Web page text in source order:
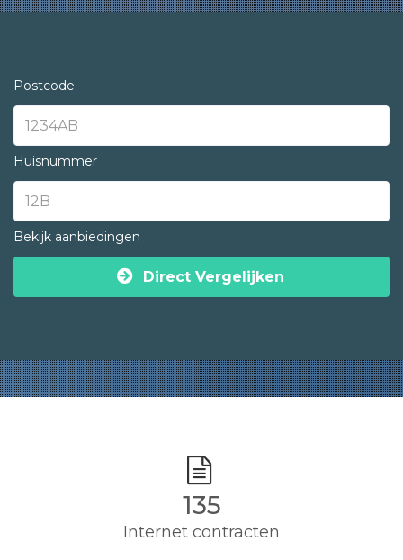
Postcode
Huisnummer
Bekijk aanbiedingen
Direct Vergelijken
135
Internet contracten